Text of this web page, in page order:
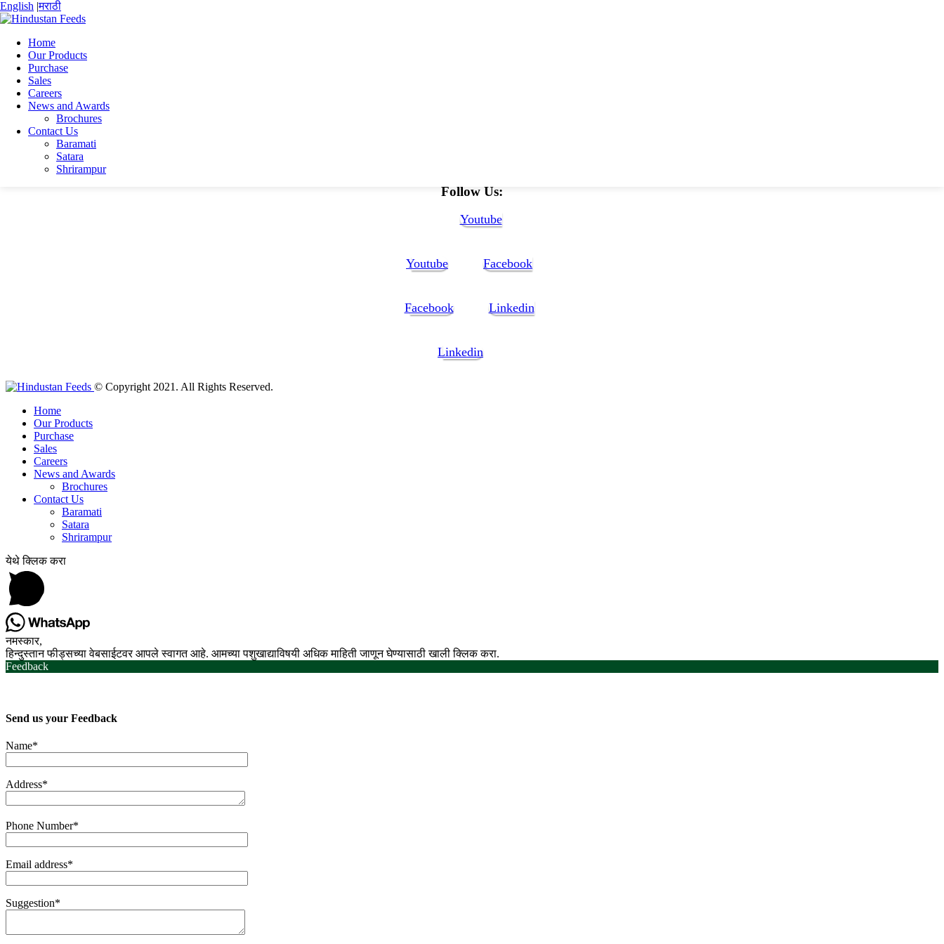
English |मराठी
Home
Our Products
Purchase
Sales
Careers
News and Awards
Brochures
Contact Us
Baramati
Satara
Shrirampur
Home
{:en}Chandraneel{:}{:mr}चंद्रनील{:}
Manik (1)
Manik (1)
Follow Us:
Youtube
Youtube Facebook
Facebook Linkedin
Linkedin
© Copyright 2021. All Rights Reserved.
Home
Our Products
Purchase
Sales
Careers
News and Awards
Brochures
Contact Us
Baramati
Satara
Shrirampur
येथे क्लिक करा
नमस्कार,
हिन्दुस्तान फीड्सच्या वेबसाईटवर आपले स्वागत आहे. आमच्या पशुखाद्याविषयी अधिक माहिती जाणून घेण्यासाठी खाली क्लिक करा.
Feedback
Send us your Feedback
Name*
Address*
Phone Number*
Email address*
Suggestion*